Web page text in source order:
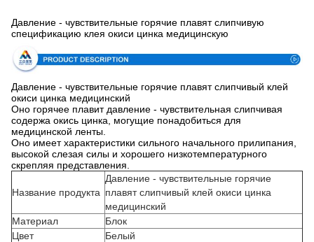
Давление - чувствительные горячие плавят слипчивую
спецификацию клея окиси цинка медицинскую
Давление - чувствительные горячие плавят слипчивый клей
окиси цинка медицинский
Оно горячее плавит давление - чувствительная слипчивая
содержа окись цинка, могущие понадобиться для
медицинской ленты.
Оно имеет характеристики сильного начального прилипания,
высокой слезая силы и хорошего низкотемпературного
скрепляя представления.
Название продукта
Давление - чувствительные горячие
плавят слипчивый клей окиси цинка
медицинский
Материал
Блок
Цвет
Белый